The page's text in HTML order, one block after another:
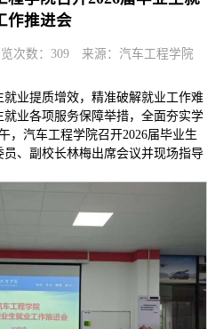
作推进会
次数： 309 来源：汽车工程学院
就业提质增效，精准破解就业工作难
业各项服务保障举措，全面夯实学
，汽车工程学院召开2026届毕业生
、副校长林梅出席会议并现场指导